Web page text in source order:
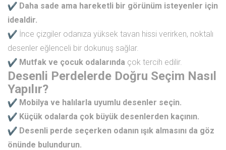
Daha sade ama hareketli bir görünüm isteyenler için
idealdir.
İnce çizgiler odanıza yüksek tavan hissi verirken, noktalı
desenler eğlenceli bir dokunuş sağlar.
Mutfak ve çocuk odalarında çok tercih edilir.
Desenli Perdelerde Doğru Seçim Nasıl
Yapılır?
Mobilya ve halılarla uyumlu desenler seçin.
Küçük odalarda çok büyük desenlerden kaçının.
Desenli perde seçerken odanın ışık almasını da göz
önünde bulundurun.